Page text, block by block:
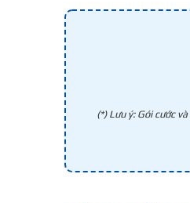
(*) Lưu ý: Gói cước